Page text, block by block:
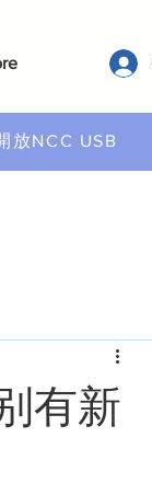
放NCC USB
有新